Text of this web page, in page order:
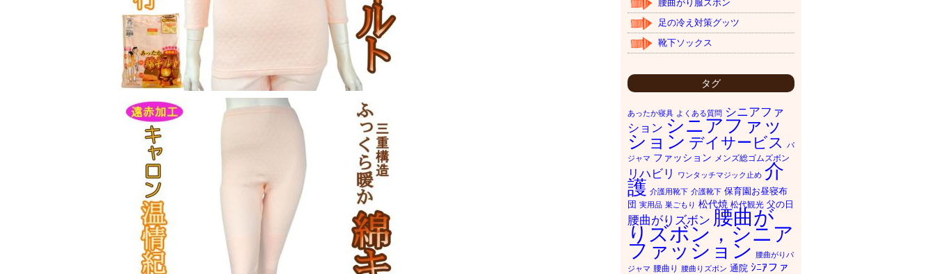
腰曲がり服ズボン
足の冷え対策グッツ
靴下ソックス
タグ
あったか寝具 よくある質問 シニアファ
ション シニアファッ
ション デイサービス
パ
ジャマ ファッション メンズ総ゴムズボン
リハビリ ワンタッチマジック止め 介
護 介護用靴下 介護靴下 保育園お昼寝布
団 実用品 巣ごもり 松代焼 松代観光 父の日
腰曲がりズボン 腰曲が
りズボン，シニア
ファッション
腰曲がりパ
ジャマ 腰曲り 腰曲りズボン 通院 ｼﾆｱファ